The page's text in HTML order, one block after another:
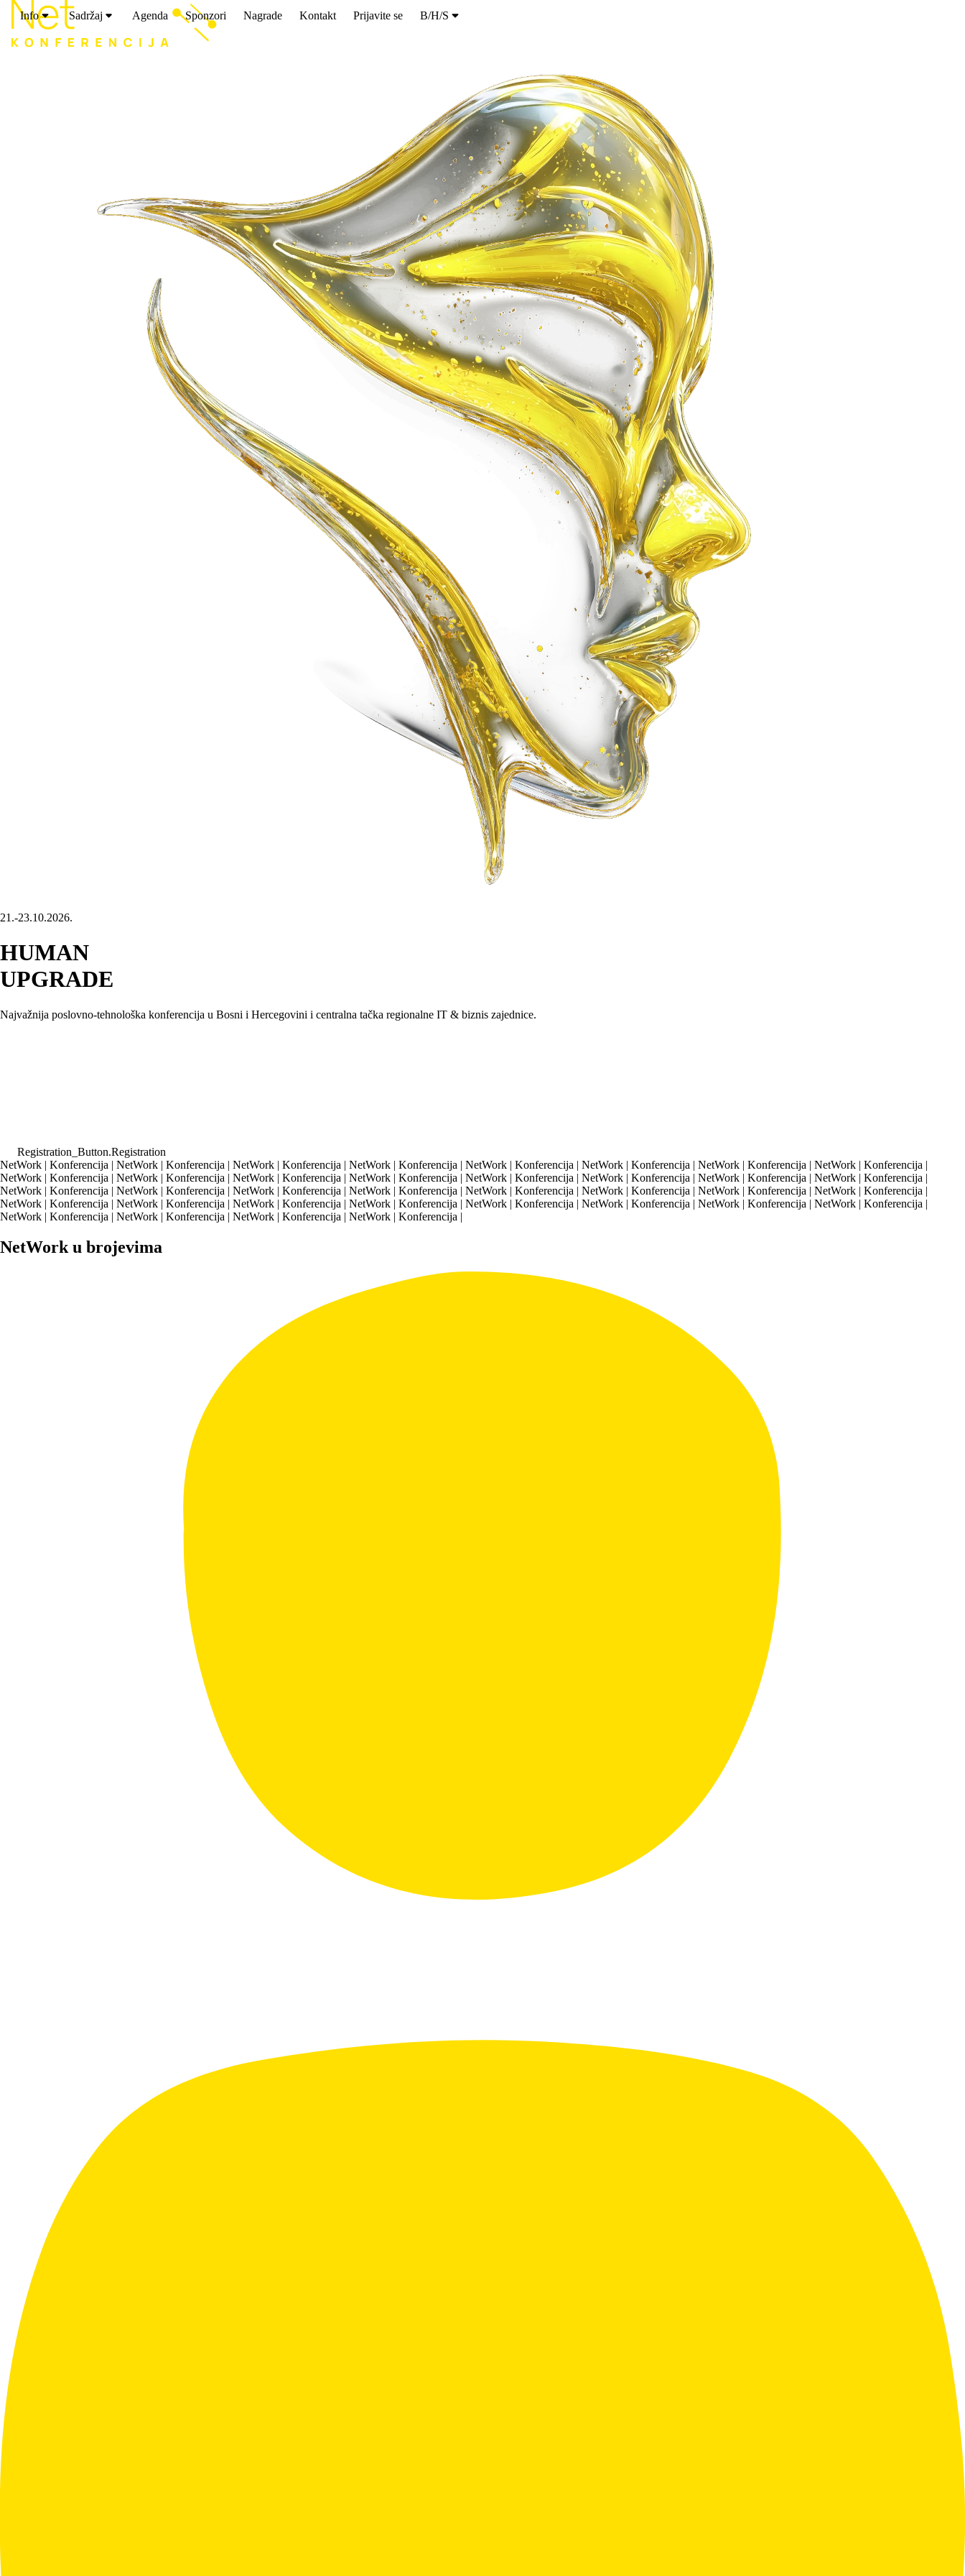
Info Sadržaj Agenda Sponzori Nagrade Kontakt Prijavite se B/H/S
21.-23.10.2026.
HUMAN
UPGRADE
Najvažnija poslovno-tehnološka konferencija u Bosni i Hercegovini i centralna tačka regionalne IT & biznis zajednice.
Registration_Button.Registration
NetWork | Konferencija | NetWork | Konferencija | NetWork | Konferencija | NetWork | Konferencija | NetWork | Konferencija | NetWork | Konferencija | NetWork | Konferencija | NetWork | Konferencija |
NetWork | Konferencija | NetWork | Konferencija | NetWork | Konferencija | NetWork | Konferencija | NetWork | Konferencija | NetWork | Konferencija | NetWork | Konferencija | NetWork | Konferencija |
NetWork | Konferencija | NetWork | Konferencija | NetWork | Konferencija | NetWork | Konferencija | NetWork | Konferencija | NetWork | Konferencija | NetWork | Konferencija | NetWork | Konferencija |
NetWork | Konferencija | NetWork | Konferencija | NetWork | Konferencija | NetWork | Konferencija | NetWork | Konferencija | NetWork | Konferencija | NetWork | Konferencija | NetWork | Konferencija |
NetWork | Konferencija | NetWork | Konferencija | NetWork | Konferencija | NetWork | Konferencija |
NetWork u brojevima